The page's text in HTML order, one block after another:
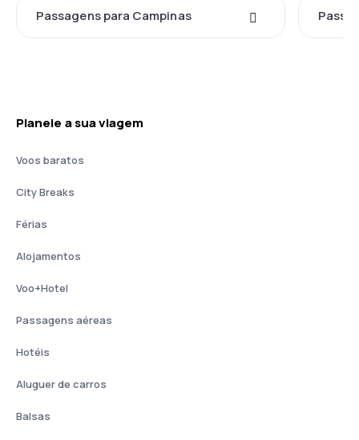
Passagens para Campinas
Planeie a sua viagem
Voos baratos
City Breaks
Férias
Alojamentos
Voo+Hotel
Passagens aéreas
Hotéis
Aluguer de carros
Balsas